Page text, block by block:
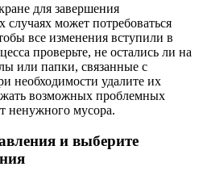
для завершения
может потребоваться
все изменения вступили в
проверьте, не остались ли на
или папки, связанные с
необходимости удалите их
возможных проблемных
ненужного мусора.
и выберите